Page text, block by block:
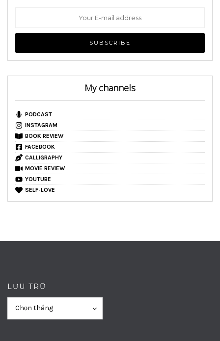
My channels
PODCAST
INSTAGRAM
BOOK REVIEW
FACEBOOK
CALLIGRAPHY
MOVIE REVIEW
YOUTUBE
SELF-LOVE
LƯU TRỮ
Chọn tháng